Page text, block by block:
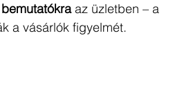
az üzletben – a
a vásárlók figyelmét.